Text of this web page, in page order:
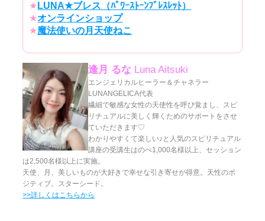
★ LUNA★ブレス（ﾊﾟﾜｰｽﾄｰﾝﾌﾞﾚｽﾚｯﾄ）
★オンラインショップ
★魔法使いの月天使ねこ
逢月 るな Luna Aitsuki
エンジェリカルヒーラー＆チャネラー
LUNANGELICA代表
繊細で敏感な女性の天使性を呼び覚まし、スピ
リチュアルに美しく輝くためのサポートをさせ
ていただきます♡
わかりやすくて楽しい♪と人気のスピリチュアル
講座の受講生はのべ1,000名様以上、セッション
は2,500名様以上に実施。
天使、月、美しいものが大好きで幸せな引き寄せが得意。天性のポ
ジティブ。スターシード。
>>詳しくはこちらから